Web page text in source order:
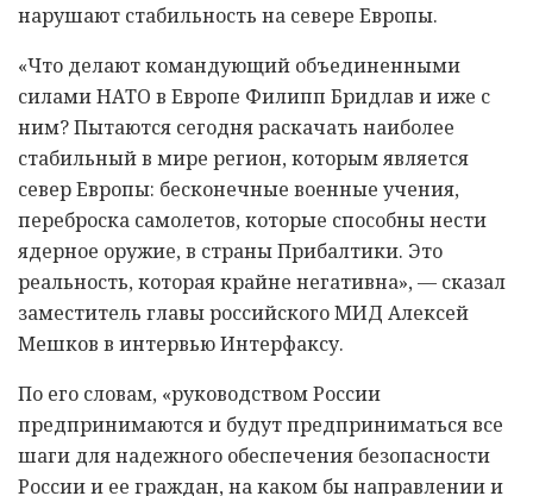
нарушают стабильность на севере Европы.
«Что делают командующий объединенными
силами НАТО в Европе Филипп Бридлав и иже с
ним? Пытаются сегодня раскачать наиболее
стабильный в мире регион, которым является
север Европы: бесконечные военные учения,
переброска самолетов, которые способны нести
ядерное оружие, в страны Прибалтики. Это
реальность, которая крайне негативна», — сказал
заместитель главы российского МИД Алексей
Мешков в интервью Интерфаксу.
По его словам, «руководством России
предпринимаются и будут предприниматься все
шаги для надежного обеспечения безопасности
России и ее граждан, на каком бы направлении и